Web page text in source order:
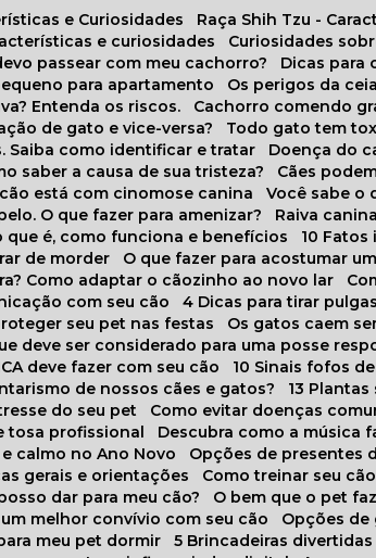
e Curiosidades
Raça Shih Tzu -
e curiosidades
Curiosidades
passear com meu cachorro?
Dicas
para apartamento
Os perigos da
Entenda os riscos.
Cachorro comendo
de gato e vice-versa?
Todo gato tem
Saiba como identificar e tratar
Doença do
saber a causa de sua tristeza?
Cães
está com cinomose canina
Você sabe
O que fazer para amenizar?
Raiva
que é, como funciona e benefícios
10
de morder
O que fazer para acostumar
Como adaptar o cãozinho ao novo lar
com seu cão
4 Dicas para tirar
seu pet nas festas
Os gatos caem
deve ser considerado para uma posse
deve fazer com seu cão
10 Sinais fofos
de nossos cães e gatos?
13
do seu pet
Como evitar doenças
tosa profissional
Descubra como a música
e calmo no Ano Novo
Opções de
gerais e orientações
Como treinar seu
dar para meu cão?
O bem que o pet
um melhor convívio com seu cão
Opções
meu pet dormir
5 Brincadeiras